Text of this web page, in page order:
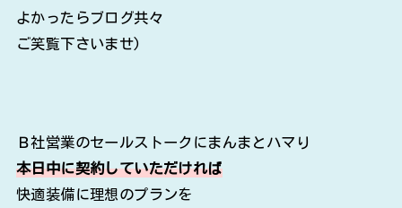
よかったらブログ共々
ご笑覧下さいませ)
Ｂ社営業のセールストークにまんまとハマり
本日中に契約していただければ
快適装備に理想のプランを